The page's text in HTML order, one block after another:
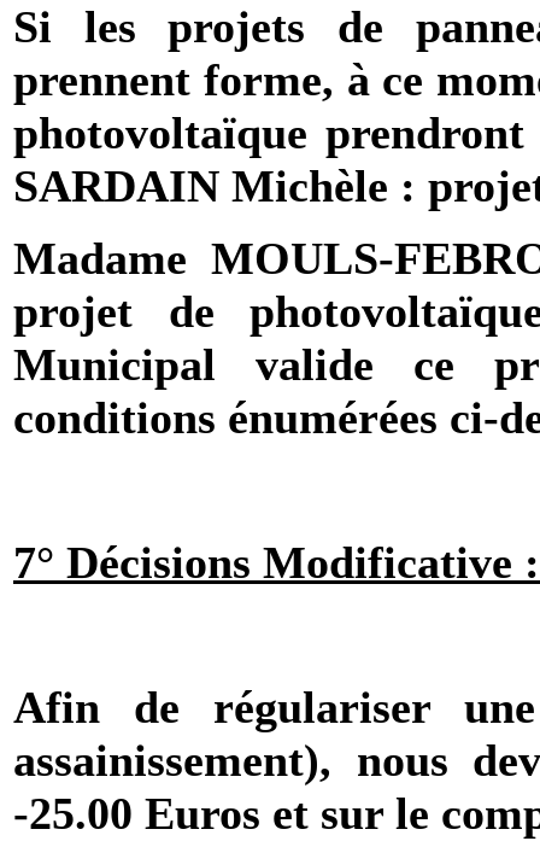
Si les projets de
prennent forme, à ce
photovoltaïque prendront
SARDAIN Michèle :
Madame MOULS-
projet de
Municipal valide ce
conditions énumérées ci-
7° Décisions Modificative :
Afin de régulariser
assainissement), nous
-25.00 Euros et sur le